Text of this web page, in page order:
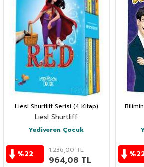
Liesl Shurtliff Serisi (4 Kitap)
Lıesl Shurtliff
Yediveren Çocuk
%22 1.236,00TL
964,08 TL
%